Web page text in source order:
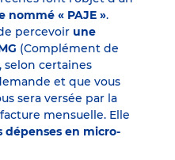
« PAJE ».
percevoir une
(Complément de
selon certaines
et que vous
sera versée par la
mensuelle. Elle
dépenses en micro-